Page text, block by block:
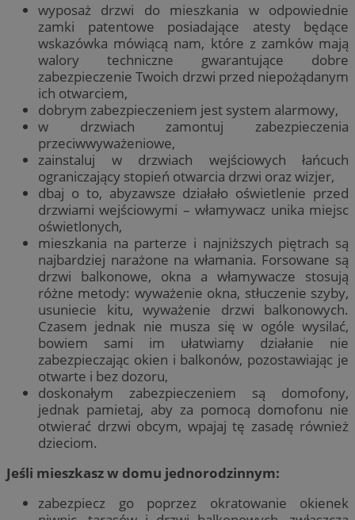
wyposaż drzwi do mieszkania w odpowiednie
zamki patentowe posiadające atesty będące
wskazówka mówiącą nam, które z zamków mają
walory techniczne gwarantujące dobre
zabezpieczenie Twoich drzwi przed niepożądanym
ich otwarciem,
dobrym zabezpieczeniem jest system alarmowy,
w drzwiach zamontuj zabezpieczenia
przeciwwyważeniowe,
zainstaluj w drzwiach wejściowych łańcuch
ograniczający stopień otwarcia drzwi oraz wizjer,
dbaj o to, abyzawsze działało oświetlenie przed
drzwiami wejściowymi – włamywacz unika miejsc
oświetlonych,
mieszkania na parterze i najniższych piętrach są
najbardziej narażone na włamania. Forsowane są
drzwi balkonowe, okna a włamywacze stosują
różne metody: wyważenie okna, stłuczenie szyby,
usuniecie kitu, wyważenie drzwi balkonowych.
Czasem jednak nie musza się w ogóle wysilać,
bowiem sami im ułatwiamy działanie nie
zabezpieczając okien i balkonów, pozostawiając je
otwarte i bez dozoru,
doskonałym zabezpieczeniem są domofony,
jednak pamietaj, aby za pomocą domofonu nie
otwierać drzwi obcym, wpajaj tę zasadę również
dzieciom.
Jeśli mieszkasz w domu jednorodzinnym:
zabezpiecz go poprzez okratowanie okienek